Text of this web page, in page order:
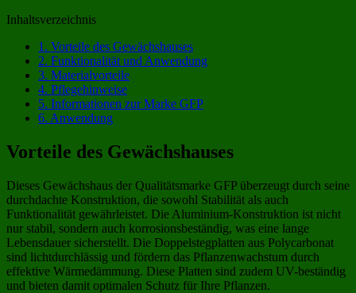
Inhaltsverzeichnis
1. Vorteile des Gewächshauses
2. Funktionalität und Anwendung
3. Materialvorteile
4. Pflegehinweise
5. Informationen zur Marke GFP
6. Anwendung
Vorteile des Gewächshauses
Dieses Gewächshaus der Qualitätsmarke GFP überzeugt durch seine
durchdachte Konstruktion, die sowohl Stabilität als auch
Funktionalität gewährleistet. Die Aluminium-Konstruktion ist nicht
nur stabil, sondern auch korrosionsbeständig, was eine lange
Lebensdauer sicherstellt. Die Doppelstegplatten aus Polycarbonat
sind lichtdurchlässig und fördern das Pflanzenwachstum durch
effektive Wärmedämmung. Diese Platten sind zudem UV-beständig
und bieten damit optimalen Schutz für Ihre Pflanzen.